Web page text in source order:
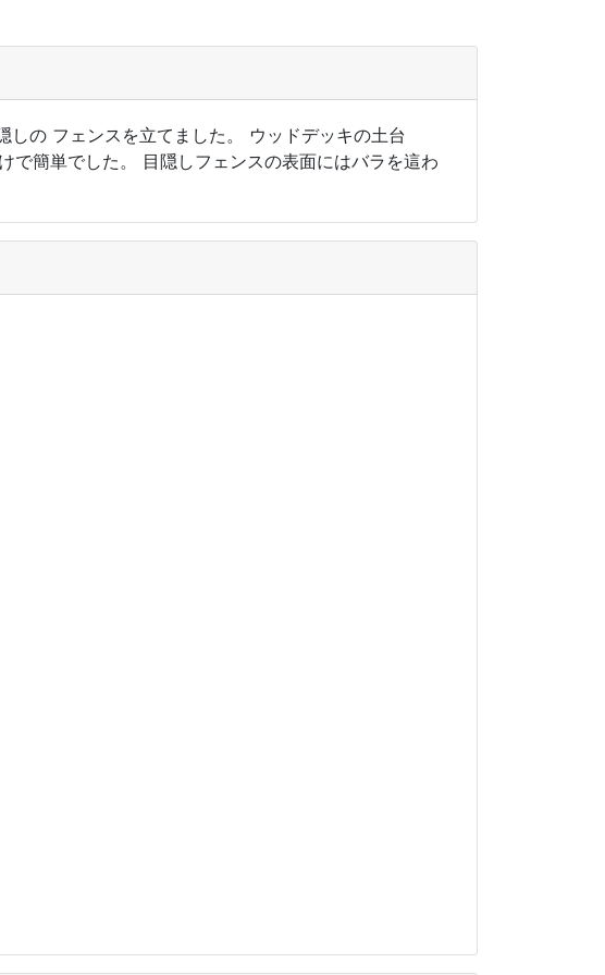
の フェンスを立てました。 ウッドデッキの土台
で簡単でした。 目隠しフェンスの表面にはバラを這わ